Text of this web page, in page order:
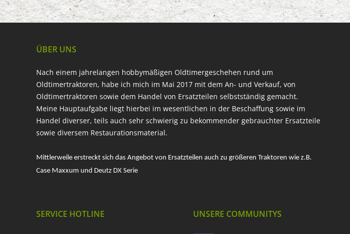
ÜBER UNS
Nach einem jahrelangen hobbymäßigen Oldtimergeschehen rund um
Oldtimertraktoren, habe ich mich im Mai 2017 mit dem An- und Verkauf, von
Oldtimertraktoren sowie dem Handel von Ersatzteilen selbstständig gemacht.
Meine Hauptaufgabe liegt hierbei im wesentlichen in der Beschaffung sowie im
Handel diverser, teils auch sehr schwierig zu bekommender gebrauchter Ersatzteile
sowie diversem Restaurationsmaterial.
Mittlerweile erstreckt sich das Angebot von Ersatzteilen auch zu größeren Traktoren wie z.B.
Case Maxxum und Deutz DX Serie
SERVICE HOTLINE UNSERE COMMUNITYS